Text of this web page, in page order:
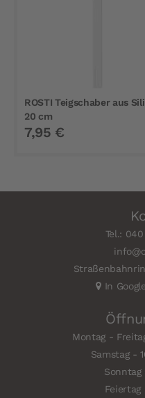
ROSTI Teigschaber aus
20 cm
7,95 €
Tel.:
In
Montag -
Samstag -
Sonntag
Feiertag